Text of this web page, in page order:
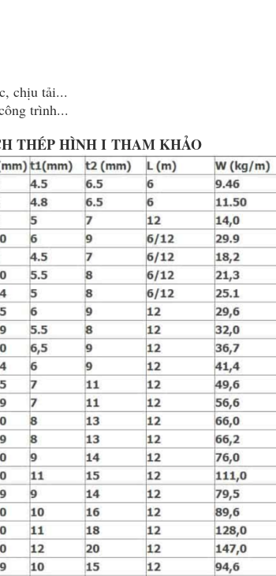
chịu tải...
trình...
THÉP HÌNH I THAM KHẢO